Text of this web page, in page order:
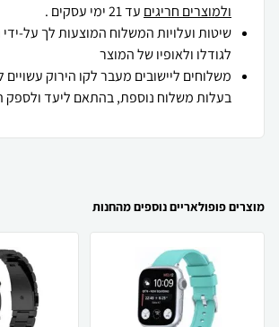
ולמוצרים חריגים עד 21 ימי עסקים .
שיטות ועלויות המשלוח המוצעות לך על-
לגודלו ולאופיו של המוצר
משלוחים ליישובים מעבר לקו הירוק עשויים
בעלות משלוח נוספת, בהתאם ליעד ולספק
מוצרים פופולאריים נוספים מהחנות